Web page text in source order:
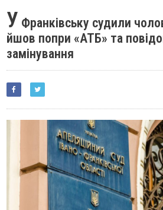
У Франківську судили
йшов попри «АТБ» та
замінування